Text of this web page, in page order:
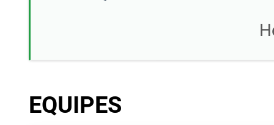
EQUIPES